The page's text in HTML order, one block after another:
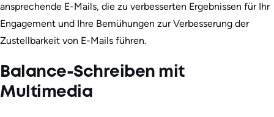
ansprechende E-Mails, die zu verbesserten Ergebnissen für Ihr
Engagement und Ihre Bemühungen zur Verbesserung der
Zustellbarkeit von E-Mails führen.
Balance-Schreiben mit
Multimedia